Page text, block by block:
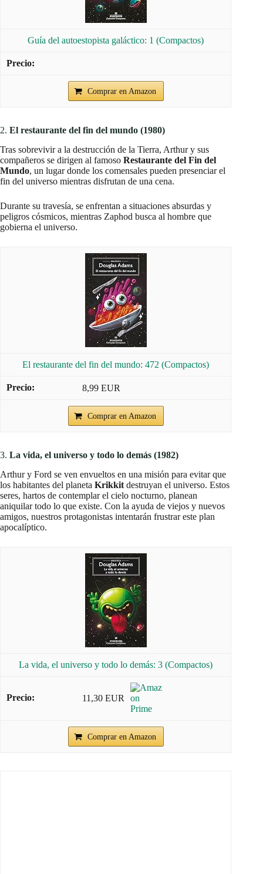
Guía del autoestopista galáctico: 1 (Compactos)
Comprar en Amazon
2. El restaurante del fin del mundo (1980)
Tras sobrevivir a la destrucción de la Tierra, Arthur y sus
compañeros se dirigen al famoso Restaurante del Fin del
Mundo, un lugar donde los comensales pueden presenciar el
fin del universo mientras disfrutan de una cena.
Durante su travesía, se enfrentan a situaciones absurdas y
peligros cósmicos, mientras Zaphod busca al hombre que
gobierna el universo.
El restaurante del fin del mundo: 472 (Compactos)
8,99 EUR
Comprar en Amazon
3. La vida, el universo y todo lo demás (1982)
Arthur y Ford se ven envueltos en una misión para evitar que
los habitantes del planeta Krikkit destruyan el universo. Estos
seres, hartos de contemplar el cielo nocturno, planean
aniquilar todo lo que existe. Con la ayuda de viejos y nuevos
amigos, nuestros protagonistas intentarán frustrar este plan
apocalíptico.
La vida, el universo y todo lo demás: 3 (Compactos)
11,30 EUR
Comprar en Amazon